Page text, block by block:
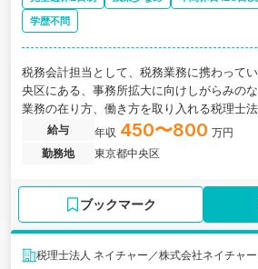
学歴不問
税務会計担当として、税務業務に携わって
央区にある、事務所拡大に向けしがらみの
業務の在り方、働き方を取り入れる税理士法
給与 年収 450〜800 万円
勤務地
東京都中央区
ブックマーク
税理士法人 ネイチャー／株式会社ネイチャ